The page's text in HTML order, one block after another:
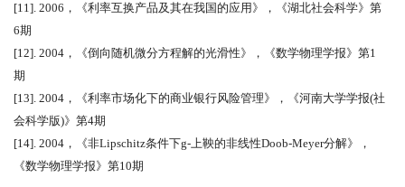
[11]. 2006 ，《利率互换产品及其在我国的应用》，《湖北社会科学》第
6期
[12]. 2004 ，《倒向随机微分方程解的光滑性》，《数学物理学报》第1
期
[13]. 2004 ，《利率市场化下的商业银行风险管理》，《河南大学学报(社
会科学版)》第4期
[14]. 2004 ，《非Lipschitz条件下g-上鞅的非线性Doob-Meyer分解》，
《数学物理学报》第10期